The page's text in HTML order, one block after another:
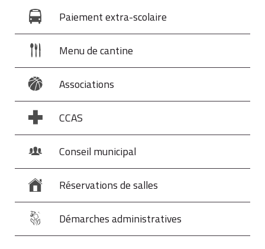
Paiement extra-scolaire
Menu de cantine
Associations
CCAS
Conseil municipal
Réservations de salles
Démarches administratives